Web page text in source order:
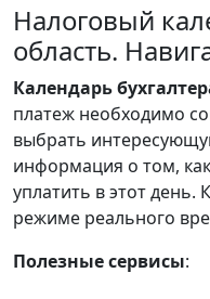
Налоговый
область.
Календарь
платеж необходимо
выбрать
информация о том,
уплатить в этот день.
режиме реального
Полезные сервисы: